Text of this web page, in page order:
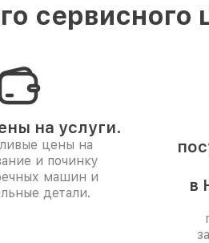
на услуги.
цены на
и починку
машин и
детали.
в